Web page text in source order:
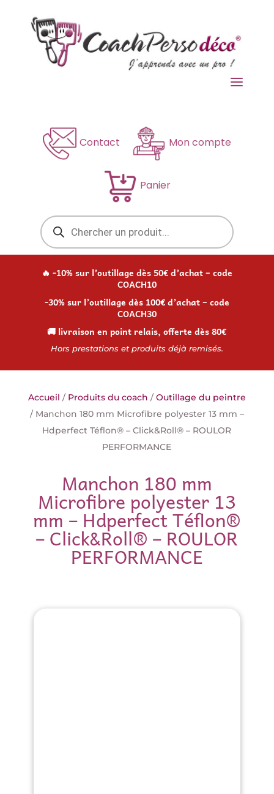
a
Contact Mon compte
Panier
Recherche
de
produits
🔥 -10% sur l’outillage dès 50€ d’achat – code
COACH10
-30% sur l’outillage dès 100€ d’achat – code
COACH30
🚚 livraison en point relais, offerte dès 80€
Hors prestations et produits déjà remisés.
Accueil / Produits du coach /Outillage du peintre
/ Manchon 180 mm Microfibre polyester 13 mm –
Hdperfect Téflon® – Click&Roll® – ROULOR
PERFORMANCE
Manchon 180 mm
Microfibre polyester 13
mm – Hdperfect Téflon®
– Click&Roll® – ROULOR
PERFORMANCE